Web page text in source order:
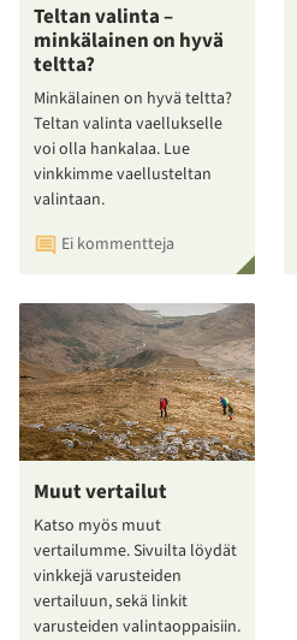
Teltan valinta –
minkälainen on hyvä
teltta?
Minkälainen on hyvä teltta?
Teltan valinta vaellukselle
voi olla hankalaa. Lue
vinkkimme vaellusteltan
valintaan.
Ei kommentteja
Muut vertailut
Katso myös muut
vertailumme. Sivuilta löydät
vinkkejä varusteiden
vertailuun, sekä linkit
varusteiden valintaoppaisiin.